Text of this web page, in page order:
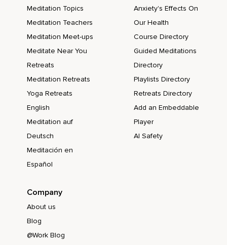
Meditation Topics
Meditation Teachers
Meditation Meet-ups
Meditate Near You
Retreats
Meditation Retreats
Yoga Retreats
English
Meditation auf
Deutsch
Meditación en
Español
Anxiety's Effects On
Our Health
Course Directory
Guided Meditations
Directory
Playlists Directory
Retreats Directory
Add an Embeddable
Player
AI Safety
Company
About us
Blog
@Work Blog